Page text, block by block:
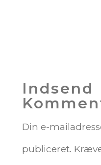
Indsend
Din e-
publiceret.